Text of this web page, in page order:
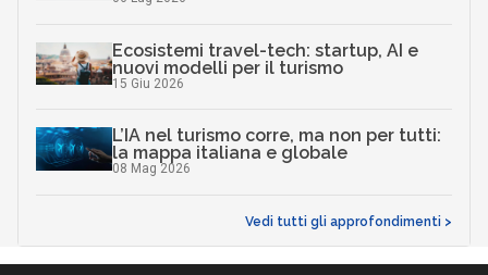
Ecosistemi travel-tech: startup, AI e
nuovi modelli per il turismo
15 Giu 2026
L’IA nel turismo corre, ma non per tutti:
la mappa italiana e globale
08 Mag 2026
Vedi tutti gli approfondimenti >